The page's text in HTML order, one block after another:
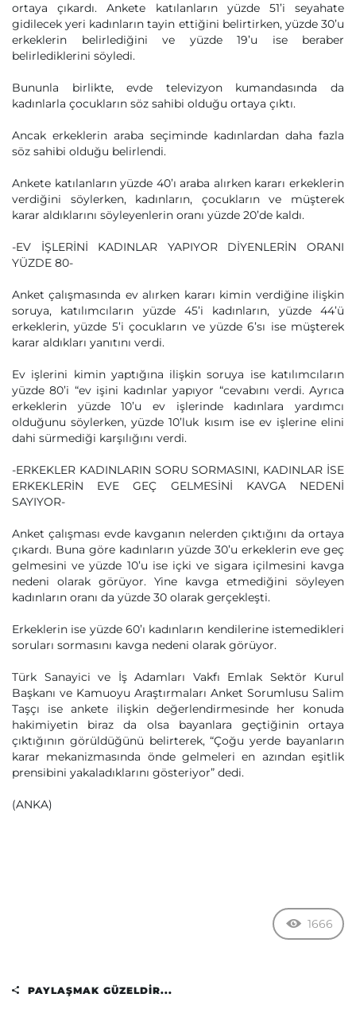
ortaya çıkardı. Ankete katılanların yüzde 51’i seyahate
gidilecek yeri kadınların tayin ettiğini belirtirken, yüzde 30’u
erkeklerin belirlediğini ve yüzde 19’u ise beraber
belirlediklerini söyledi.
Bununla birlikte, evde televizyon kumandasında da
kadınlarla çocukların söz sahibi olduğu ortaya çıktı.
Ancak erkeklerin araba seçiminde kadınlardan daha fazla
söz sahibi olduğu belirlendi.
Ankete katılanların yüzde 40’ı araba alırken kararı erkeklerin
verdiğini söylerken, kadınların, çocukların ve müşterek
karar aldıklarını söyleyenlerin oranı yüzde 20’de kaldı.
-EV İŞLERİNİ KADINLAR YAPIYOR DİYENLERİN ORANI
YÜZDE 80-
Anket çalışmasında ev alırken kararı kimin verdiğine ilişkin
soruya, katılımcıların yüzde 45’i kadınların, yüzde 44’ü
erkeklerin, yüzde 5’i çocukların ve yüzde 6’sı ise müşterek
karar aldıkları yanıtını verdi.
Ev işlerini kimin yaptığına ilişkin soruya ise katılımcıların
yüzde 80’i “ev işini kadınlar yapıyor “cevabını verdi. Ayrıca
erkeklerin yüzde 10’u ev işlerinde kadınlara yardımcı
olduğunu söylerken, yüzde 10’luk kısım ise ev işlerine elini
dahi sürmediği karşılığını verdi.
-ERKEKLER KADINLARIN SORU SORMASINI, KADINLAR İSE
ERKEKLERİN EVE GEÇ GELMESİNİ KAVGA NEDENİ
SAYIYOR-
Anket çalışması evde kavganın nelerden çıktığını da ortaya
çıkardı. Buna göre kadınların yüzde 30’u erkeklerin eve geç
gelmesini ve yüzde 10’u ise içki ve sigara içilmesini kavga
nedeni olarak görüyor. Yine kavga etmediğini söyleyen
kadınların oranı da yüzde 30 olarak gerçekleşti.
Erkeklerin ise yüzde 60’ı kadınların kendilerine istemedikleri
soruları sormasını kavga nedeni olarak görüyor.
Türk Sanayici ve İş Adamları Vakfı Emlak Sektör Kurul
Başkanı ve Kamuoyu Araştırmaları Anket Sorumlusu Salim
Taşçı ise ankete ilişkin değerlendirmesinde her konuda
hakimiyetin biraz da olsa bayanlara geçtiğinin ortaya
çıktığının görüldüğünü belirterek, “Çoğu yerde bayanların
karar mekanizmasında önde gelmeleri en azından eşitlik
prensibini yakaladıklarını gösteriyor” dedi.
(ANKA)
1666
PAYLAŞMAK GÜZELDIR...